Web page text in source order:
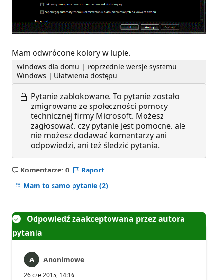
Mam odwrócone kolory w lupie.
Windows dla domu | Poprzednie wersje systemu
Windows | Ułatwienia dostępu
Pytanie zablokowane. To pytanie zostało
zmigrowane ze społeczności pomocy
technicznej firmy Microsoft. Możesz
zagłosować, czy pytanie jest pomocne, ale
nie możesz dodawać komentarzy ani
odpowiedzi, ani też śledzić pytania.
Komentarze: 0
Brak
komentarzy
Raport
Mam to samo pytanie (2)
Odpowiedź zaakceptowana przez autora
pytania
Anonimowe
26 cze 2015, 14:16